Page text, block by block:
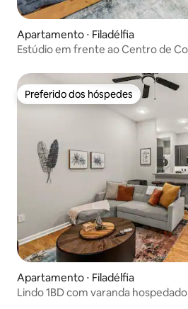
Apartamento ⋅ Filadélfia
Estúdio em frente ao Centro de
Preferido dos hóspedes
Preferido dos hóspedes
Apartamento ⋅ Filadélfia
Lindo 1BD com varanda